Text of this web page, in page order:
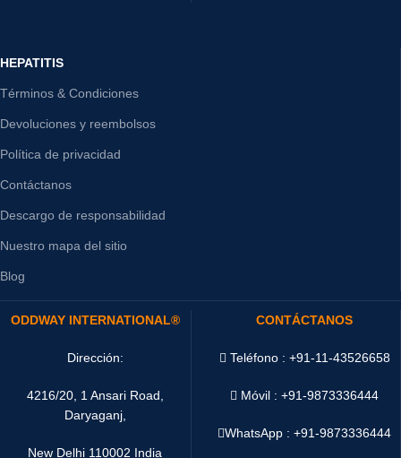
HEPATITIS
Términos & Condiciones
Devoluciones y reembolsos
Política de privacidad
Contáctanos
Descargo de responsabilidad
Nuestro mapa del sitio
Blog
ODDWAY INTERNATIONAL®
Dirección:
4216/20, 1 Ansari Road,
Daryaganj,
New Delhi 110002 India
CONTÁCTANOS
Teléfono : +91-11-43526658
Móvil : +91-9873336444
WhatsApp :+91-9873336444